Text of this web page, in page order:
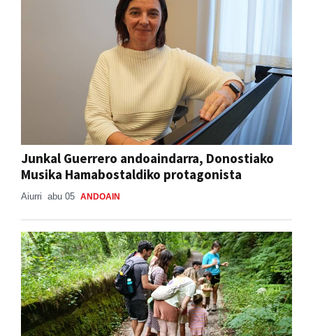
Junkal Guerrero andoaindarra, Donostiako
Musika Hamabostaldiko protagonista
Aiurri abu 05 ANDOAIN